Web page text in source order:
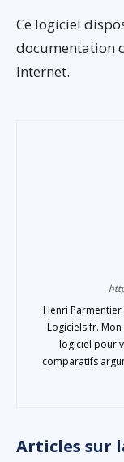
Ce logiciel
documentation
Internet.
Henri
Logiciels.fr.
logiciel pour
comparatifs
Articles sur